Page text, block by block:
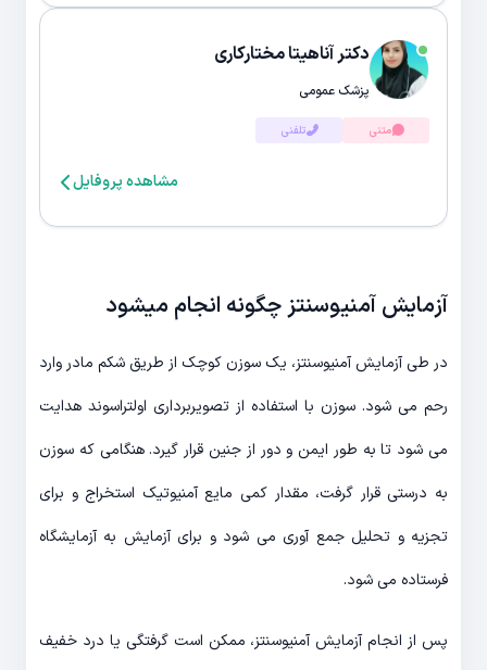
دکتر آناهیتا مختارکاری
پزشک عمومی
متنی تلفنی
مشاهده پروفایل
آزمایش آمنیوسنتز چگونه انجام میشود
در طی آزمایش آمنیوسنتز، یک سوزن کوچک از طریق شکم مادر وارد
رحم می شود. سوزن با استفاده از تصویربرداری اولتراسوند هدایت
می شود تا به طور ایمن و دور از جنین قرار گیرد. هنگامی که سوزن
به درستی قرار گرفت، مقدار کمی مایع آمنیوتیک استخراج و برای
تجزیه و تحلیل جمع آوری می شود و برای آزمایش به آزمایشگاه
فرستاده می شود.
پس از انجام آزمایش آمنیوسنتز، ممکن است گرفتگی یا درد خفیف